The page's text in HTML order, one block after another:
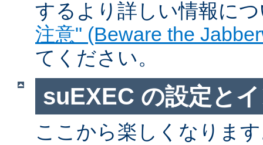
するより詳しい情報に
注意" (Beware the
てください。
suEXEC の設定と
ここから楽しくなりま